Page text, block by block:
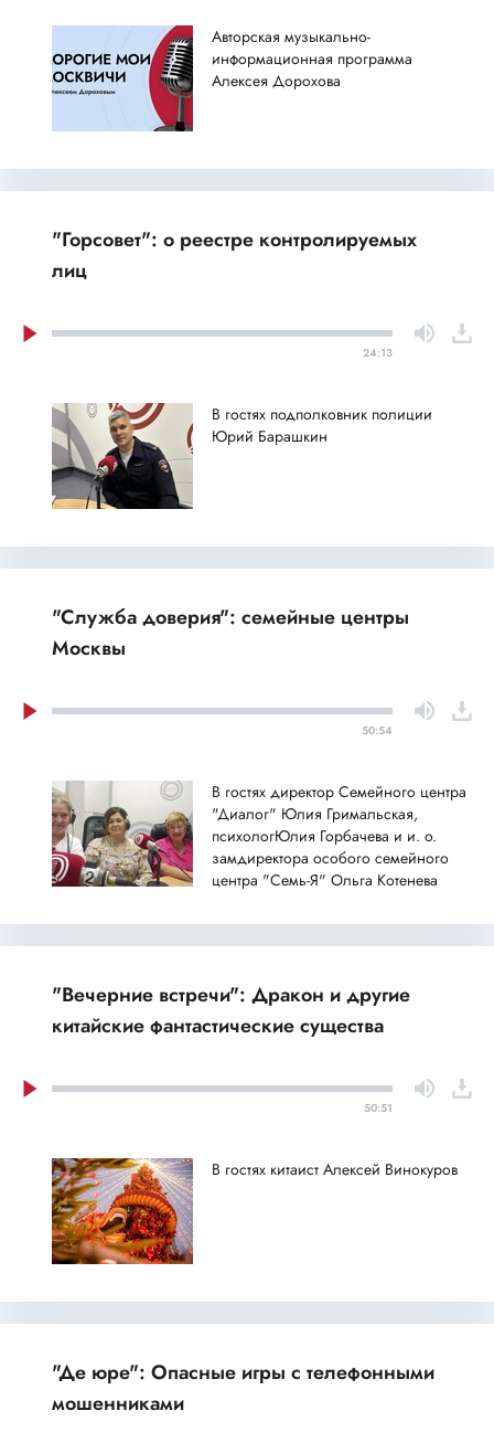
Авторская музыкально-
информационная программа
Алексея Дорохова
"Горсовет": о реестре контролируемых
лиц
24:13
В гостях подполковник полиции
Юрий Барашкин
"Служба доверия": семейные центры
Москвы
50:54
В гостях директор Семейного центра
"Диалог" Юлия Гримальская,
психологЮлия Горбачева и и. о.
замдиректора особого семейного
центра "Семь-Я" Ольга Котенева
"Вечерние встречи": Дракон и другие
китайские фантастические существа
50:51
В гостях китаист Алексей Винокуров
"Де юре": Опасные игры с телефонными
мошенниками